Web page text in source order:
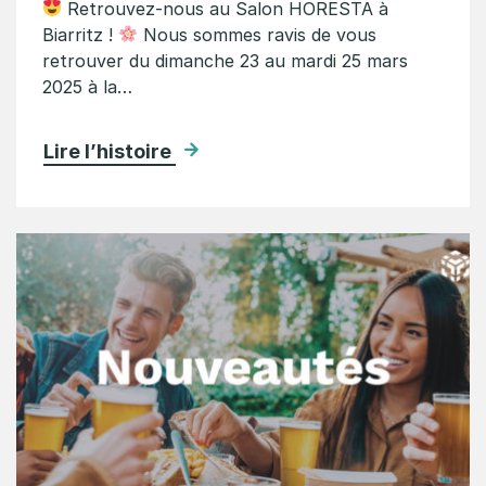
Retrouvez-nous au Salon HORESTA à
Biarritz !
Nous sommes ravis de vous
retrouver du dimanche 23 au mardi 25 mars
2025 à la…
Lire l’histoire